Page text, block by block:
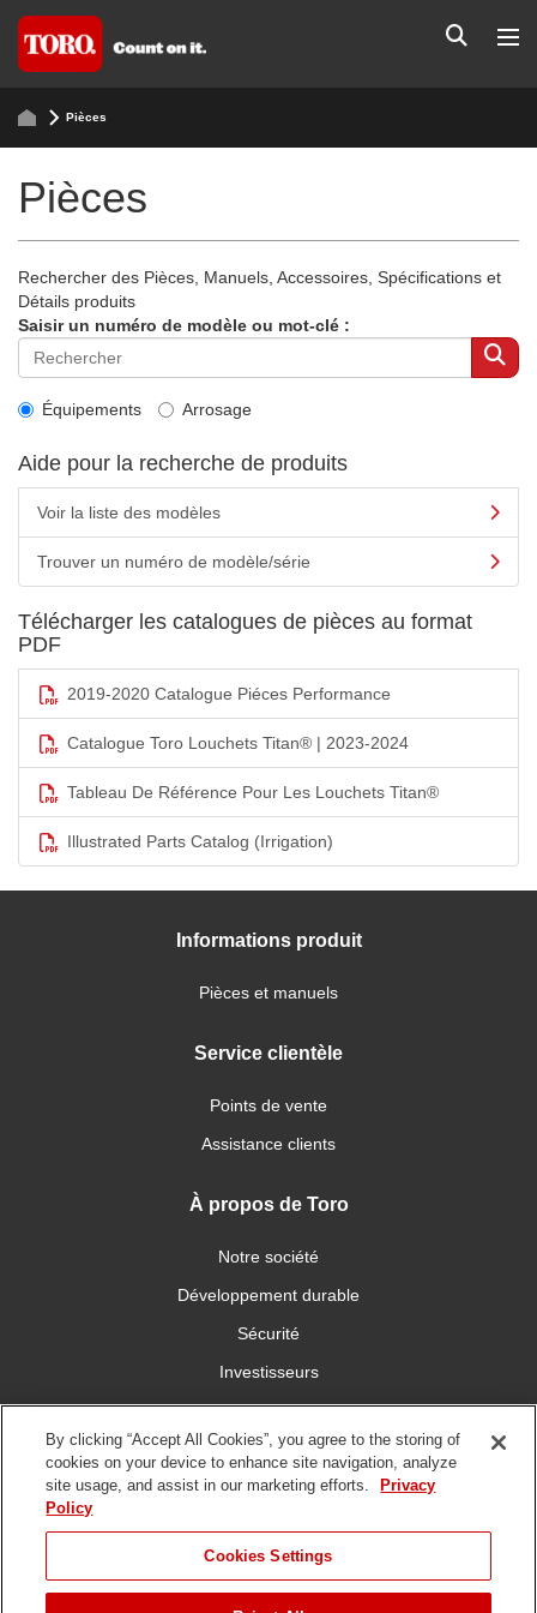
Pièces
Pièces
Rechercher des Pièces, Manuels, Accessoires, Spécifications et
Détails produits
Saisir un numéro de modèle ou mot-clé :
Équipements Arrosage
Aide pour la recherche de produits
Voir la liste des modèles
Trouver un numéro de modèle/série
Télécharger les catalogues de pièces au format
PDF
2019-2020 Catalogue Piéces Performance
Catalogue Toro Louchets Titan® | 2023-2024
Tableau De Référence Pour Les Louchets Titan®
Illustrated Parts Catalog (Irrigation)
Informations produit
Pièces et manuels
Service clientèle
Points de vente
Assistance clients
À propos de Toro
Notre société
Développement durable
Sécurité
Investisseurs
Carrières
Connectez-vous avec nous
By clicking “Accept All Cookies”, you agree to the storing of
cookies on your device to enhance site navigation, analyze
site usage, and assist in our marketing efforts.
Privacy
Policy
Cookies Settings